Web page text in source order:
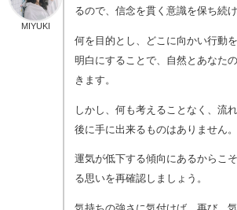
MIYUKI
るので、信念を貫く意識を保ち続
何を目的とし、どこに向かい行動
明白にすることで、自然とあなた
きます。
しかし、何も考えることなく、流
後に手に出来るものはありません。
運気が低下する傾向にあるからこ
る思いを再確認しましょう。
気持ちの強さに気付けば、再び、